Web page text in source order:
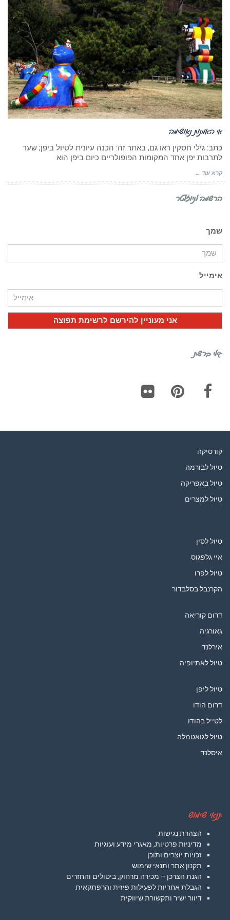
אי האמנות נאושימה
כתב: גילי חסקין ראו גם, באתר זה: הכנה עיונית לטיול ביפן; שער
לתרבות יפן אחד המקומות הפופולריים כיום ביפן הוא
קרא עוד ←
הרשמה לניוזלטר
שמך
אימייל
גילי ברשת
קורסיקה
טיול לבורמה
טיול באפריקה
טיול למצרים
טיול לסין
איי גלפגוס
טיול לפרו
הקרנבל בסלבדור
דרום קוריאה
גאורגיה
אירלנד
טיול לאתיופיה
טיול ליפן
דרום הודו
לטייל בהודו
טיול לגואטמלה
איסלנד
תנאי שימוש
הצהרת נגישות
מדיניות פרטיות, מאגרי מידע ועוגיות
זכויות יוצרים ותוכן
תקנון אתר ותנאי שימוש
הגנת הצרכן – מכירה מרחוק, ביטולים והחזרים
הגבלת אחריות לפעילות פיזית והרפתקאית
דיוור ישיר ותקשורת שיווקית